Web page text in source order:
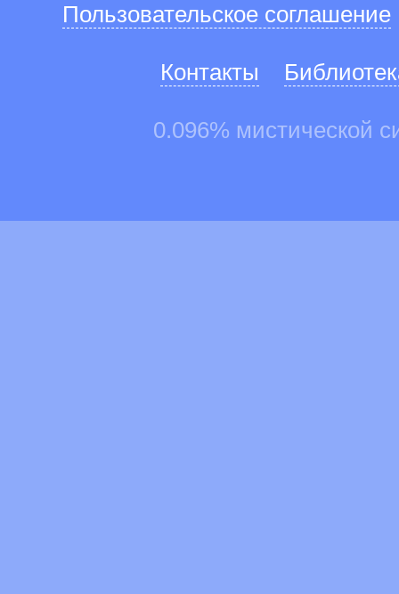
Пользовательское соглашение
Контакты
0.096% мистической